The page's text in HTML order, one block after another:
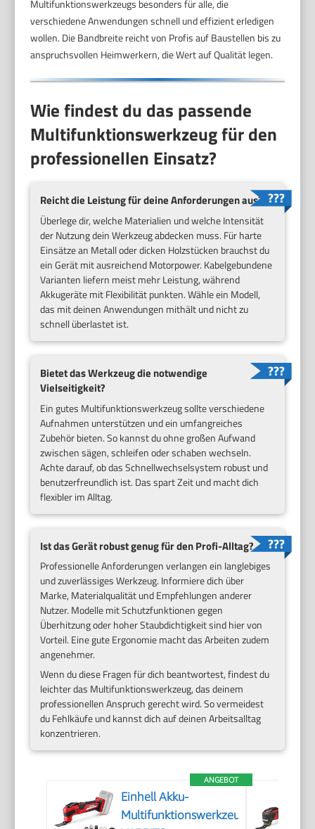
Multifunktionswerkzeugs besonders für alle, die
verschiedene Anwendungen schnell und effizient erledigen
wollen. Die Bandbreite reicht von Profis auf Baustellen bis zu
anspruchsvollen Heimwerkern, die Wert auf Qualität legen.
Wie findest du das passende
Multifunktionswerkzeug für den
professionellen Einsatz?
Reicht die Leistung für deine Anforderungen aus?
Überlege dir, welche Materialien und welche Intensität
der Nutzung dein Werkzeug abdecken muss. Für harte
Einsätze an Metall oder dicken Holzstücken brauchst du
ein Gerät mit ausreichend Motorpower. Kabelgebundene
Varianten liefern meist mehr Leistung, während
Akkugeräte mit Flexibilität punkten. Wähle ein Modell,
das mit deinen Anwendungen mithält und nicht zu
schnell überlastet ist.
Bietet das Werkzeug die notwendige
Vielseitigkeit?
Ein gutes Multifunktionswerkzeug sollte verschiedene
Aufnahmen unterstützen und ein umfangreiches
Zubehör bieten. So kannst du ohne großen Aufwand
zwischen sägen, schleifen oder schaben wechseln.
Achte darauf, ob das Schnellwechselsystem robust und
benutzerfreundlich ist. Das spart Zeit und macht dich
flexibler im Alltag.
Ist das Gerät robust genug für den Profi-Alltag?
Professionelle Anforderungen verlangen ein langlebiges
und zuverlässiges Werkzeug. Informiere dich über
Marke, Materialqualität und Empfehlungen anderer
Nutzer. Modelle mit Schutzfunktionen gegen
Überhitzung oder hoher Staubdichtigkeit sind hier von
Vorteil. Eine gute Ergonomie macht das Arbeiten zudem
angenehmer.
Wenn du diese Fragen für dich beantwortest, findest du
leichter das Multifunktionswerkzeug, das deinem
professionellen Anspruch gerecht wird. So vermeidest
du Fehlkäufe und kannst dich auf deinen Arbeitsalltag
konzentrieren.
ANGEBOT
Einhell Akku-
Multifunktionswerkzeug